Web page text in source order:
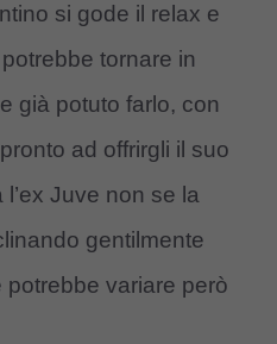
si gode il relax e
tornare in
già potuto farlo, con
ad offrirgli il suo
Juve non se la
gentilmente
potrebbe variare però